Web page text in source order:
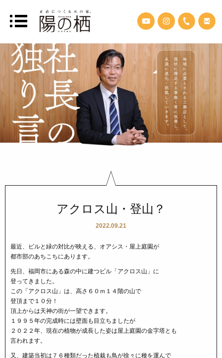
アクロス山・登山？
2022.09.21
最近、ビルと緑の対比が映える、オアシス・屋上庭園が
都市部のあちこちにあります。
先日、福岡市にある森の中に建つビル「アクロス山」に
登ってきました。
この「アクロス山」は、高さ６０ｍ１４階の山で
登頂まで１０分！
頂上からは天神の街が一望できます。
１９９５年の完成時には壁面も目立ちましたが
２０２２年、現在の植物が成長した姿は屋上庭園の金字塔とも
言われます。
又、建築当初は７６種類だった植栽も鳥が徐々に種を運んで